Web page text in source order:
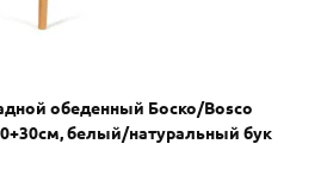
обеденный Боско/Вosco
белый/натуральный бук